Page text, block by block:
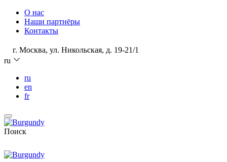
О нас
Наши партнёры
Контакты
г. Москва, ул. Никольская, д. 19-21/1
ru
ru
en
fr
Поиск